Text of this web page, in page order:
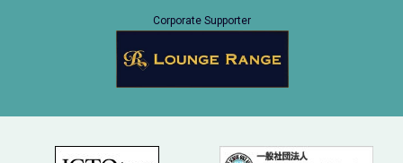
Corporate Supporter